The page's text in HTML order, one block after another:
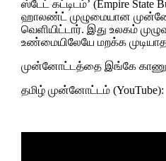
ஸ்டேட் கட்டிடம்’ (Empire State
ஹாலண்ட் முழுமையான
வெளியிட்டார். இது உலகம்
உண்மையிலேயே மறக்க
முன்னோட்டத்தை இங்கே
தமிழ் முன்னோட்டம் (YouTube):